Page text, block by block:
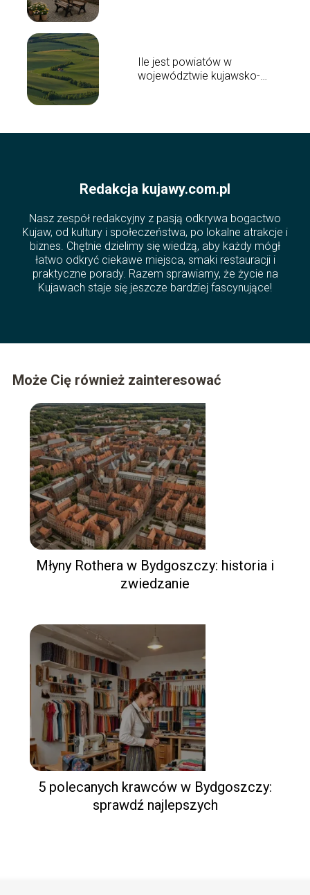
Ile jest powiatów w
województwie kujawsko-
Redakcja kujawy.com.pl
Nasz zespół redakcyjny z pasją odkrywa bogactwo
Kujaw, od kultury i społeczeństwa, po lokalne atrakcje i
biznes. Chętnie dzielimy się wiedzą, aby każdy mógł
łatwo odkryć ciekawe miejsca, smaki restauracji i
praktyczne porady. Razem sprawiamy, że życie na
Kujawach staje się jeszcze bardziej fascynujące!
Może Cię również zainteresować
Młyny Rothera w Bydgoszczy: historia i
zwiedzanie
5 polecanych krawców w Bydgoszczy:
sprawdź najlepszych